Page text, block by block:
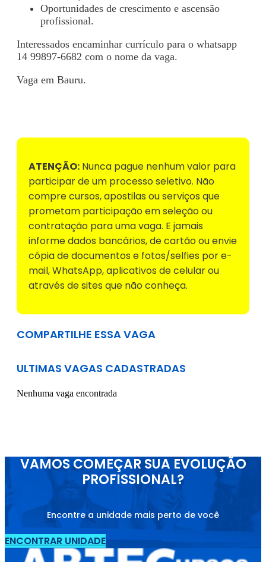
Oportunidades de crescimento e ascensão
profissional.
Interessados encaminhar currículo para o whatsapp
14 99897-6682 com o nome da vaga.
Vaga em Bauru.
ATENÇÃO: Nunca pague nenhum valor para
participar de um processo seletivo. Não
compre cursos, apostilas ou serviços que
prometam participação em seleção ou
contratação para uma vaga. E jamais
informe dados bancários, de cartão ou envie
cópia de documentos e fotos/selfies por e-
mail, WhatsApp, aplicativos de celular ou
através de sites que não conheça.
COMPARTILHE ESSA VAGA
ULTIMAS VAGAS CADASTRADAS
Nenhuma vaga encontrada
VAMOS COMEÇAR SUA EVOLUÇÃO
PROFISSIONAL?
Encontre a unidade mais perto de você
ENCONTRAR UNIDADE